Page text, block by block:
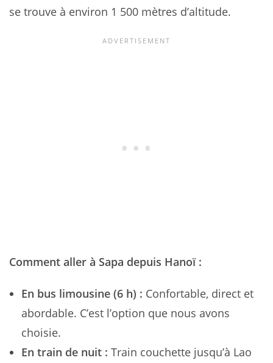
se trouve à environ 1 500 mètres d’altitude.
Comment aller à Sapa depuis Hanoï :
En bus limousine (6 h) : Confortable, direct et
abordable. C’est l’option que nous avons
choisie.
En train de nuit : Train couchette jusqu’à Lao